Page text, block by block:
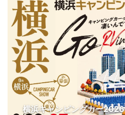
横浜キャンピングカー2026